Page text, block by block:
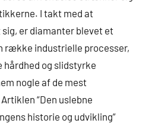
I takt med at
er diamanter blevet et
række industrielle processer,
hårdhed og slidstyrke
nogle af de mest
“Den uslebne
historie og udvikling”